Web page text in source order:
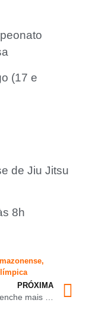
(17 e
de Jiu Jitsu
8h
,
PRÓXIMA
Cetam preenche mais de 20 mil vagas no primeiro dia de inscrição de cursos gratuitos EAD